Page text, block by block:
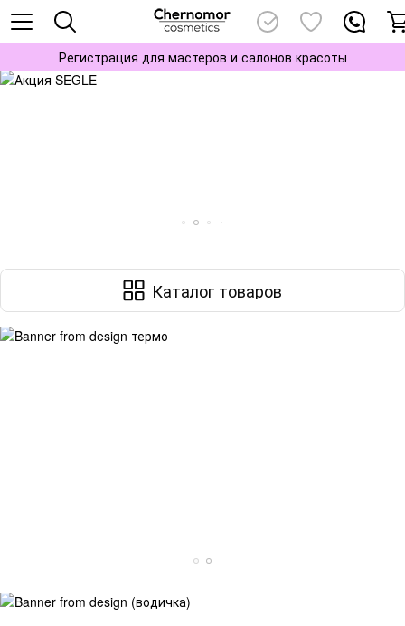
Регистрация для мастеров и салонов красоты
Каталог товаров